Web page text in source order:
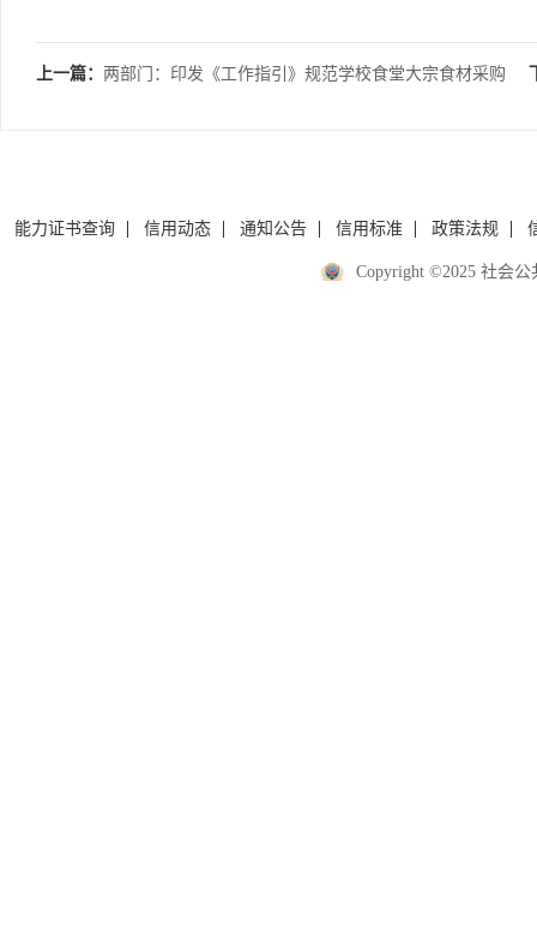
上一篇： 两部门：印发《工作指引》规范学校食堂大宗食材采购
能力证书查询 信用动态 通知公告 信用标准 政策法规
Copyright ©2025 社会